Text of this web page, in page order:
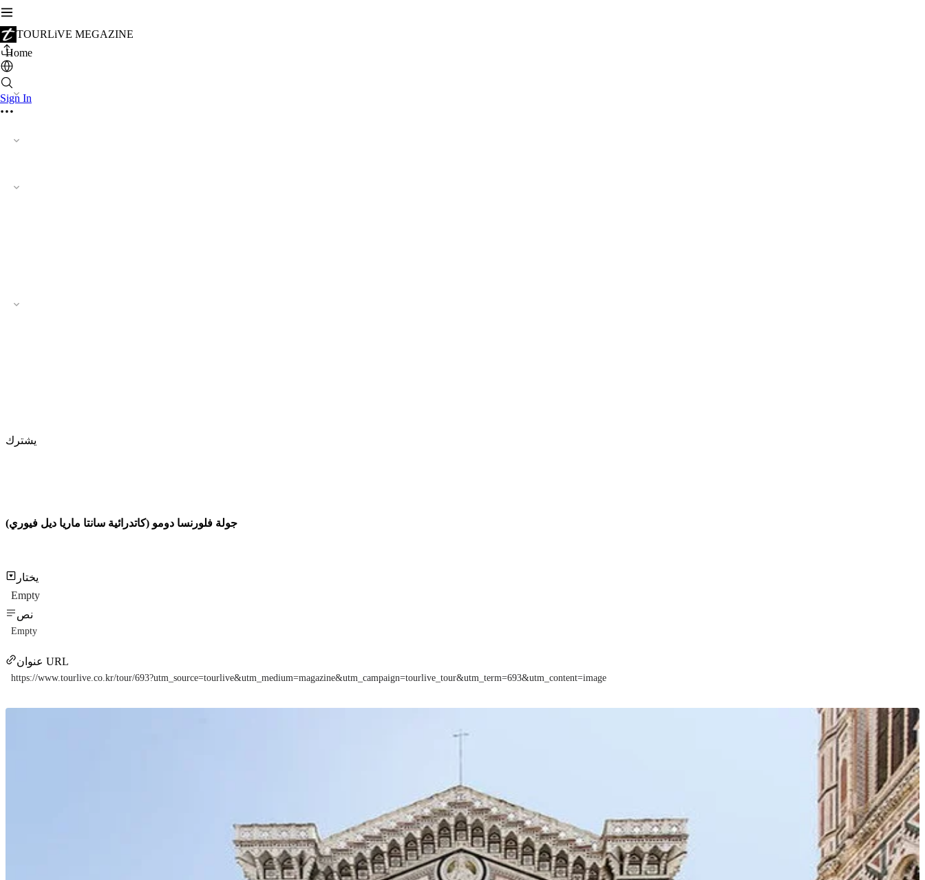
TOURLiVE MEGAZINE
Sign In
Home
يشترك
جولة فلورنسا دومو (كاتدرائية سانتا ماريا ديل فيوري)
يختار
Empty
نص
Empty
عنوان URL
https://www.tourlive.co.kr/tour/693?utm_source=tourlive&utm_medium=magazine&utm_campaign=tourlive_tour&utm_term=693&utm_content=image